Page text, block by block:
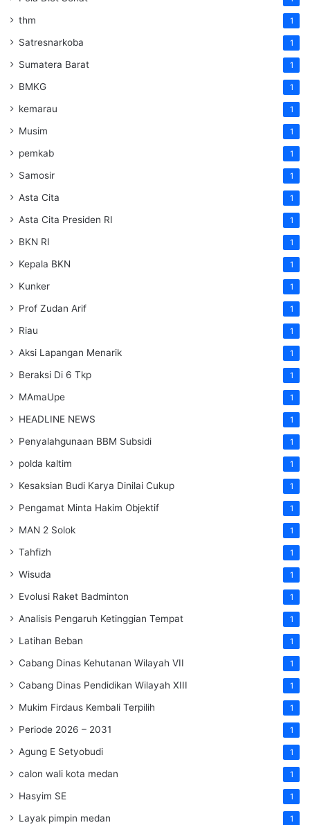
thm 1
Satresnarkoba 1
Sumatera Barat 1
BMKG 1
kemarau 1
Musim 1
pemkab 1
Samosir 1
Asta Cita 1
Asta Cita Presiden RI 1
BKN RI 1
Kepala BKN 1
Kunker 1
Prof Zudan Arif 1
Riau 1
Aksi Lapangan Menarik 1
Beraksi Di 6 Tkp 1
MAmaUpe 1
HEADLINE NEWS 1
Penyalahgunaan BBM Subsidi 1
polda kaltim 1
Kesaksian Budi Karya Dinilai Cukup 1
Pengamat Minta Hakim Objektif 1
MAN 2 Solok 1
Tahfizh 1
Wisuda 1
Evolusi Raket Badminton 1
Analisis Pengaruh Ketinggian Tempat 1
Latihan Beban 1
Cabang Dinas Kehutanan Wilayah VII 1
Cabang Dinas Pendidikan Wilayah XIII 1
Mukim Firdaus Kembali Terpilih 1
Periode 2026 – 2031 1
Agung E Setyobudi 1
calon wali kota medan 1
Hasyim SE 1
Layak pimpin medan 1